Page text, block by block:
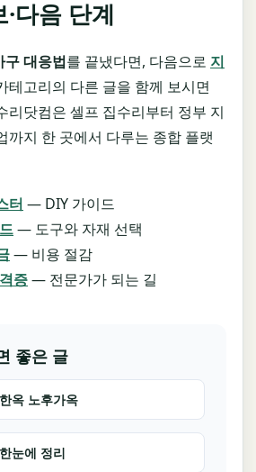
다음 단계
구 대응법를 끝냈다면, 다음으로 지
테고리의 다른 글을 함께 보시면
리닷컴은 셀프 집수리부터 정부 지
까지 한 곳에서 다루는 종합 플랫
터 — DIY 가이드
— 도구와 자재 선택
— 비용 절감
증— 전문가가 되는 길
좋은 글
옥 노후가옥
눈에 정리